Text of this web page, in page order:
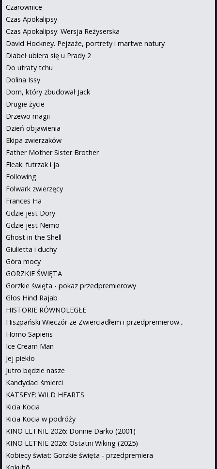
Czarownice
Czas Apokalipsy
Czas Apokalipsy: Wersja Reżyserska
David Hockney. Pejzaże, portrety i martwe natury
Diabeł ubiera się u Prady 2
Do utraty tchu
Dolina Issy
Dom, który zbudował Jack
Drugie życie
Drzewo magii
Dzień objawienia
Ekipa zwierzaków
Father Mother Sister Brother
Fleak. futrzak i ja
Following
Folwark zwierzęcy
Frances Ha
Gdzie jest Dory
Gdzie jest Nemo
Ghost in the Shell
Giulietta i duchy
Góra mocy
GORZKIE ŚWIĘTA
Gorzkie święta - pokaz przedpremierowy
Głos Hind Rajab
HISTORIE RÓWNOLEGŁE
Hiszpański Wieczór ze Zwierciadłem i przedpremierow...
Homo Sapiens
Ice Cream Man
Jej piekło
Jutro będzie nasze
Kandydaci śmierci
KATSEYE: WILD HEARTS
Kicia Kocia
Kicia Kocia w podróży
KINO LETNIE 2026: Donnie Darko (2001)
KINO LETNIE 2026: Ostatni Wiking (2025)
Kobiecy świat: Gorzkie święta - przedpremiera
Kokuhō